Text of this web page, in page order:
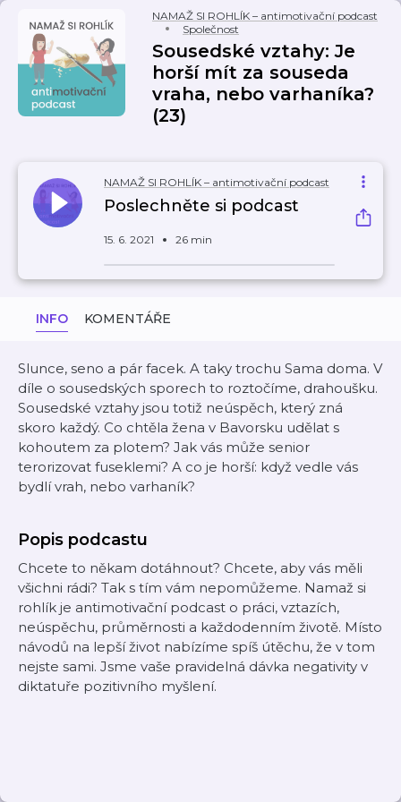
NAMAŽ SI ROHLÍK – antimotivační podcast
Společnost
Sousedské vztahy: Je
horší mít za souseda
vraha, nebo varhaníka?
(23)
NAMAŽ SI ROHLÍK – antimotivační podcast
Poslechněte si podcast
15. 6. 2021 26 min
INFO KOMENTÁŘE
Slunce, seno a pár facek. A taky trochu Sama doma. V
díle o sousedských sporech to roztočíme, drahoušku.
Sousedské vztahy jsou totiž neúspěch, který zná
skoro každý. Co chtěla žena v Bavorsku udělat s
kohoutem za plotem? Jak vás může senior
terorizovat fuseklemi? A co je horší: když vedle vás
bydlí vrah, nebo varhaník?
Popis podcastu
Chcete to někam dotáhnout? Chcete, aby vás měli
všichni rádi? Tak s tím vám nepomůžeme. Namaž si
rohlík je antimotivační podcast o práci, vztazích,
neúspěchu, průměrnosti a každodenním životě. Místo
návodů na lepší život nabízíme spíš útěchu, že v tom
nejste sami. Jsme vaše pravidelná dávka negativity v
diktatuře pozitivního myšlení.